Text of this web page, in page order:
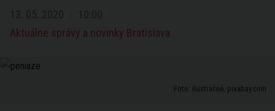
Aktuálne správy a novinky Bratislava
Foto: ilustračné, pixabay.com